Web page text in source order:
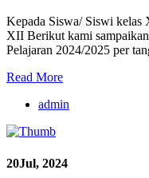
Kepada Siswa/ Siswi kelas
XII Berikut kami
Pelajaran 2024/2025 per
Read More
admin
20Jul, 2024